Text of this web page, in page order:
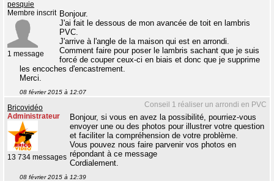
pesquie
Membre inscrit
1 message
Bonjour.
J'ai fait le dessous de mon avancée de toit en lambris
PVC.
J'arrive à l'angle de la maison qui est en arrondi.
Comment faire pour poser le lambris sachant que je suis
forcé de couper ceux-ci en biais et donc que je supprime
les encoches d'encastrement.
Merci.
08 février 2015 à 12:07
Conseil 1 réaliser un arrondi en PVC
Bricovidéo
Administrateur
13 734 messages
Bonjour, si vous en avez la possibilité, pourriez-vous
envoyer une ou des photos pour illustrer votre question
et faciliter la compréhension de votre problème.
Vous pouvez nous faire parvenir vos photos en
répondant à ce message
Cordialement.
08 février 2015 à 12:39